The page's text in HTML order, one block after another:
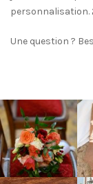
personnalisation.
Une question ?